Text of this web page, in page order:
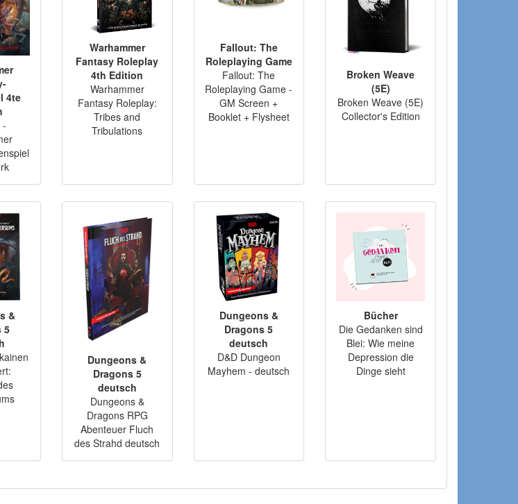
4te
-
Warhammer
Fantasy Roleplay
4th Edition
Warhammer
Fantasy Roleplay:
Tribes and
Tribulations
Fallout: The
Roleplaying Game
Fallout: The
Roleplaying Game -
GM Screen +
Booklet + Flysheet
Broken Weave
(5E)
Broken Weave (5E)
Collector's Edition
&
5
Dungeons &
Dragons 5
deutsch
Dungeons &
Dragons RPG
Abenteuer Fluch
des Strahd deutsch
Dungeons &
Dragons 5
deutsch
D&D Dungeon
Mayhem - deutsch
Bücher
Die Gedanken sind
Blei: Wie meine
Depression die
Dinge sieht